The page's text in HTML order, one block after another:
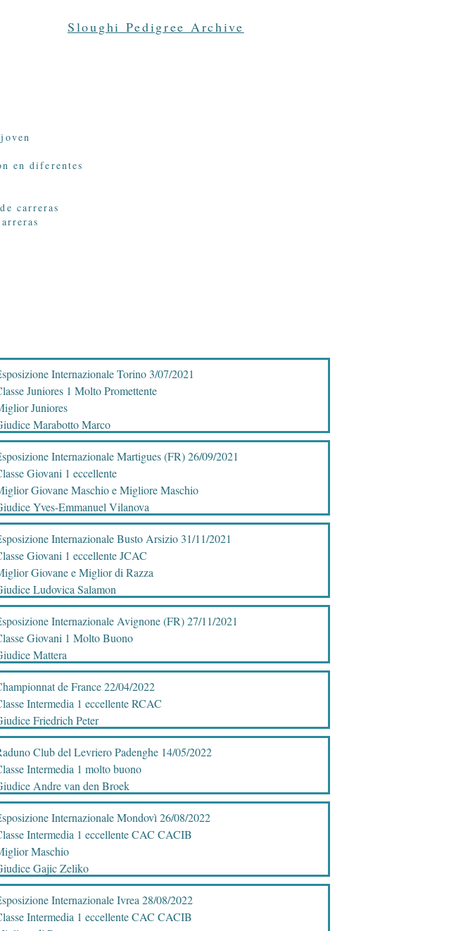
Sloughi Pedigree Archive
en diferentes
carreras
Internazionale Torino 3/07/2021
Juniores 1 Molto Promettente
Juniores
Marabotto Marco
Internazionale Martigues (FR) 26/09/2021
Giovani 1 eccellente
Giovane Maschio e Migliore Maschio
Yves-Emmanuel Vilanova
Internazionale Busto Arsizio 31/11/2021
Giovani 1 eccellente JCAC
Giovane e Miglior di Razza
Ludovica Salamon
Internazionale Avignone (FR) 27/11/2021
Giovani 1 Molto Buono
Mattera
de France 22/04/2022
Intermedia 1 eccellente RCAC
Friedrich Peter
Club del Levriero Padenghe 14/05/2022
Intermedia 1 molto buono
Andre van den Broek
Internazionale Mondovì 26/08/2022
Intermedia 1 eccellente CAC CACIB
Maschio
Gajic Zeliko
Internazionale Ivrea 28/08/2022
Intermedia 1 eccellente CAC CACIB